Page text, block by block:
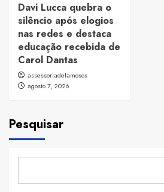
Davi Lucca quebra o
silêncio após elogios
nas redes e destaca
educação recebida de
Carol Dantas
assessoriadefamosos
agosto 7, 2026
Pesquisar